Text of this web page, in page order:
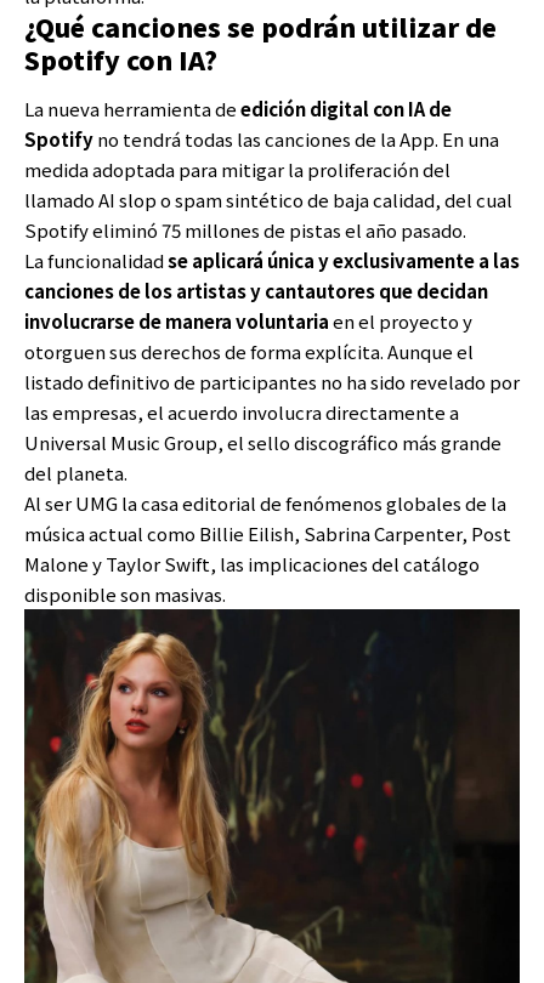
¿Qué canciones se podrán utilizar de
Spotify con IA?
La nueva herramienta deedición digital con IA de
Spotifyno tendrá todas las canciones de la App. En una
medida adoptada para mitigar la proliferación del
llamado AI slop o spam sintético de baja calidad, del cual
Spotify eliminó 75 millones de pistas el año pasado.
La funcionalidadse aplicará única y exclusivamente a las
canciones de los artistas y cantautores que decidan
involucrarse de manera voluntariaen el proyecto y
otorguen sus derechos de forma explícita. Aunque el
listado definitivo de participantes no ha sido revelado por
las empresas, el acuerdo involucra directamente a
Universal Music Group, el sello discográfico más grande
del planeta.
Al ser UMG la casa editorial de fenómenos globales de la
música actual como Billie Eilish, Sabrina Carpenter, Post
Malone y Taylor Swift, las implicaciones del catálogo
disponible son masivas.